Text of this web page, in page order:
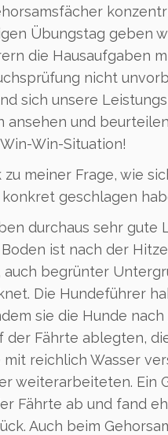
Übungstag geben
die Hausaufgaben
nicht
sich unsere
ansehen und
Win-Situation!
zu meiner Frage, wie
geschlagen
durchaus sehr gute
ist nach der
auch begrünter
Die Hundeführer
sie die Hunde
der Fährte ablegten,
mit reichlich Wasser
weiterarbeiteten. Ein
Fährte ab und fand
Auch beim